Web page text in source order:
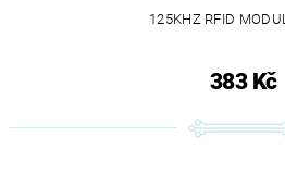
125KHZ RFID
383 Kč